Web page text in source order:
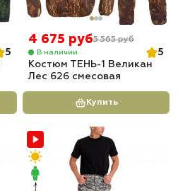
5
4 675 руб5 565 руб
В наличии
5
Костюм ТЕНЬ-1 Великан
Лес 626 смесовая
Купить